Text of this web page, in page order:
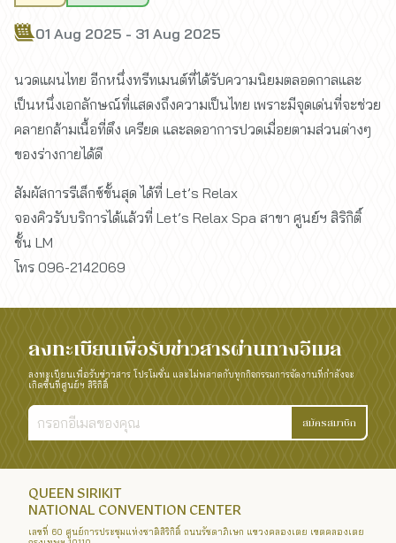
01 Aug 2025 - 31 Aug 2025
นวดแผนไทย อีกหนึ่งทรีทเมนต์ที่ได้รับความนิยมตลอดกาลและ
เป็นหนึ่งเอกลักษณ์ที่แสดงถึงความเป็นไทย เพราะมีจุดเด่นที่จะช่วย
คลายกล้ามเนื้อที่ตึง เครียด และลดอาการปวดเมื่อยตามส่วนต่างๆ
ของร่างกายได้ดี
สัมผัสการรีเล็กซ์ขั้นสุด ได้ที่ Let’s Relax
จองคิวรับบริการได้แล้วที่ Let’s Relax Spa สาขา ศูนย์ฯ สิริกิติ์
ชั้น LM
โทร 096-2142069
ลงทะเบียนเพื่อรับข่าวสารผ่านทางอีเมล
ลงทะเบียนเพื่อรับข่าวสาร โปรโมชั่น และไม่พลาดกับทุกกิจกรรมการจัดงานที่กำลังจะ
เกิดขึ้นที่ศูนย์ฯ สิริกิติ์
สมัครสมาชิก
QUEEN SIRIKIT
NATIONAL CONVENTION CENTER
เลขที่ 60 ศูนย์การประชุมแห่งชาติสิริกิติ์ ถนนรัชดาภิเษก แขวงคลองเตย เขตคลองเตย